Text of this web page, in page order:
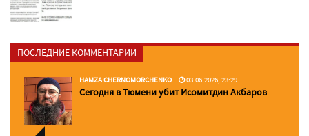
ПОСЛЕДНИЕ КОММЕНТАРИИ
HAMZA CHERNOMORCHENKO 03.06.2026, 23:29
Сегодня в Тюмени убит Исомитдин Акбаров